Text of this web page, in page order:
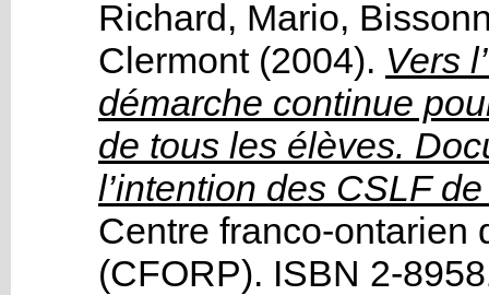
Richard, Mario,
Clermont(2004). Vers
démarche continue
de tous les élèves.
l’intention des CSLF de
Centre franco-ontarien
(CFORP). ISBN 2-